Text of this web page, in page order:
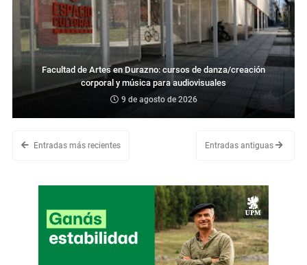
Facultad de Artes en Durazno: cursos de danza/creación
corporal y música para audiovisuales
9 de agosto de 2026
Entradas más recientes Entradas antiguas